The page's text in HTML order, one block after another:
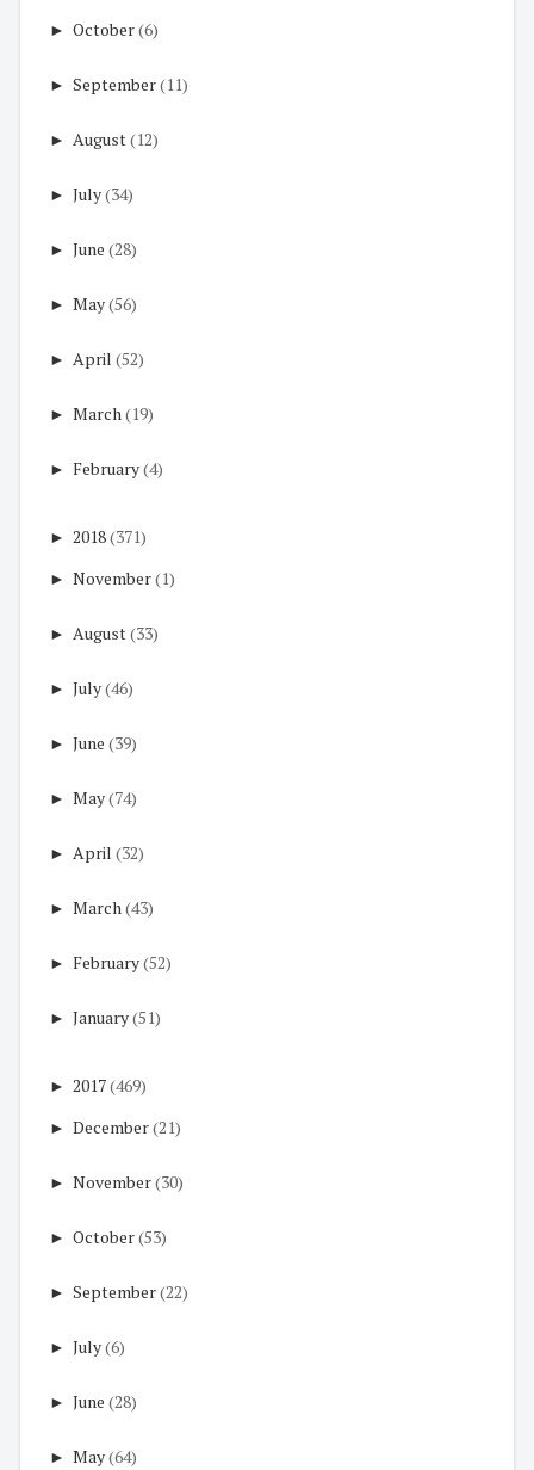
► October(6)
► September(11)
► August(12)
► July(34)
► June (28)
► May(56)
► April (52)
► March(19)
► February(4)
► 2018(371)
► November(1)
► August(33)
► July(46)
► June (39)
► May(74)
► April (32)
► March(43)
► February(52)
► January(51)
► 2017(469)
► December(21)
► November(30)
► October(53)
► September(22)
► July(6)
► June (28)
► May(64)